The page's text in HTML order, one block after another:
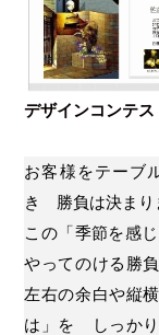
デザインコンテ
お客様をテーブ
き 勝負は決まり
この「季節を感
やってのける勝
左右の余白や縦
は」を しっかり